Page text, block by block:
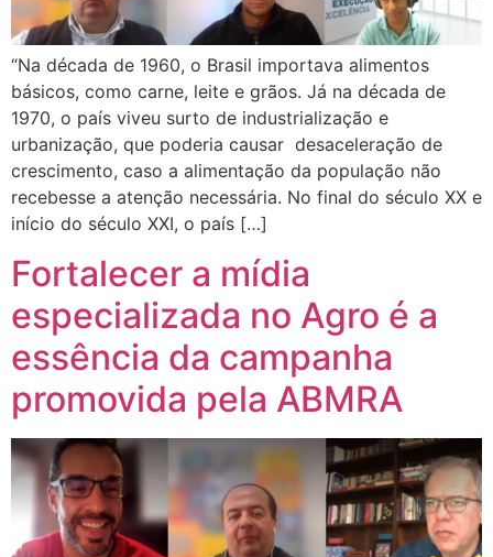
“Na década de 1960, o Brasil importava alimentos
básicos, como carne, leite e grãos. Já na década de
1970, o país viveu surto de industrialização e
urbanização, que poderia causar desaceleração de
crescimento, caso a alimentação da população não
recebesse a atenção necessária. No final do século XX e
início do século XXI, o país […]
Fortalecer a mídia
especializada no Agro é a
essência da campanha
promovida pela ABMRA